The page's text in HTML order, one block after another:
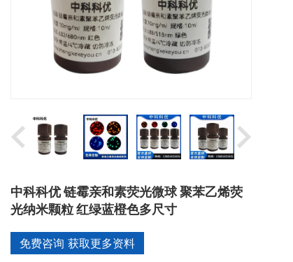
中科科优 链霉亲和素荧光微球 聚苯乙烯荧
光纳米颗粒 红绿蓝橙色多尺寸
免费咨询 获取更多资料